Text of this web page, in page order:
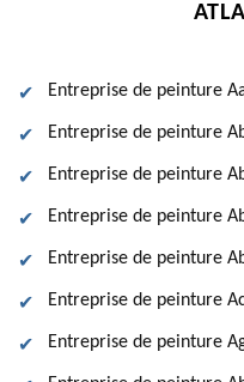
Entreprise de peinture
Entreprise de peinture
Entreprise de peinture
Entreprise de peinture
Entreprise de peinture
Entreprise de peinture
Entreprise de peinture